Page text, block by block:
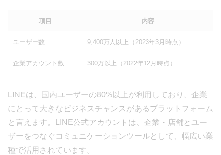
項目 内容
ユーザー数 9,400万人以上（2023年3月時点）
企業アカウント数 300万以上（2022年12月時点）
LINEは、国内ユーザーの80%以上が利用しており、企業
にとって大きなビジネスチャンスがあるプラットフォーム
と言えます。LINE公式アカウントは、企業・店舗とユー
ザーをつなぐコミュニケーションツールとして、幅広い業
種で活用されています。